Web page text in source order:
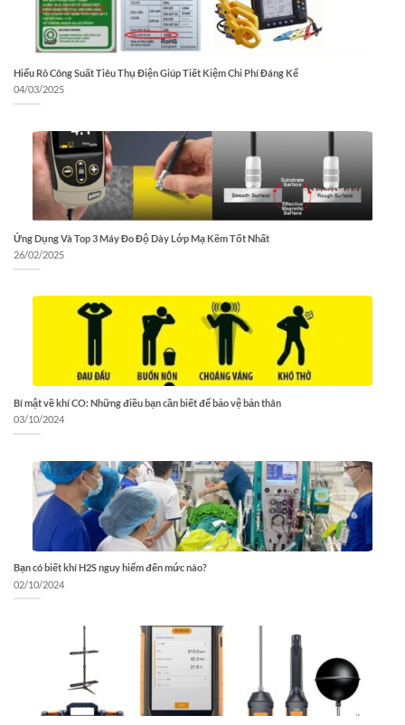
Hiểu Rõ Công Suất Tiêu Thụ Điện Giúp Tiết Kiệm Chi Phí Đáng Kể
04/03/2025
Ứng Dụng Và Top 3 Máy Đo Độ Dày Lớp Mạ Kẽm Tốt Nhất
26/02/2025
Bí mật về khí CO: Những điều bạn cần biết để bảo vệ bản thân
03/10/2024
Bạn có biết khí H2S nguy hiểm đến mức nào?
02/10/2024